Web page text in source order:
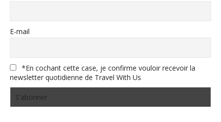
E-mail
*En cochant cette case, je confirme vouloir recevoir la
newsletter quotidienne de Travel With Us